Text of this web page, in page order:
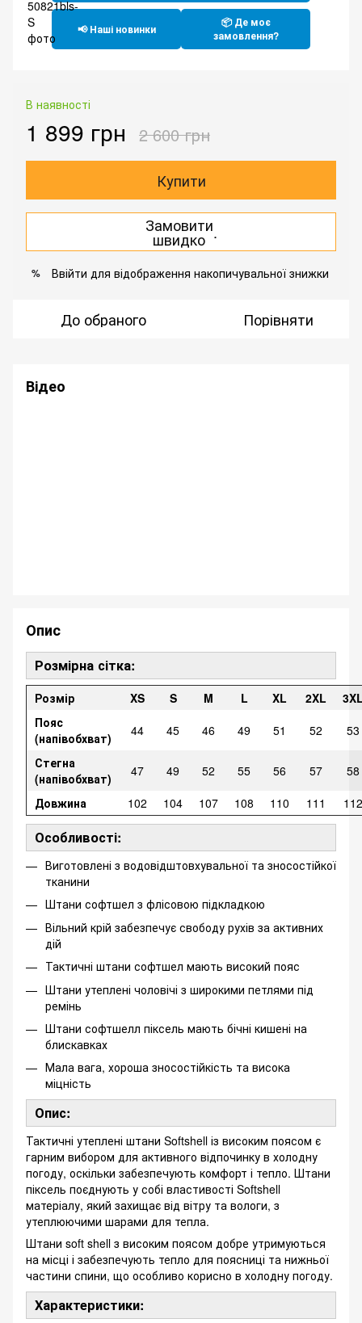
📢 Наші новинки
📦 Де моє
замовлення?
В наявності
1 899 грн 2 600 грн
Купити
Замовити
швидко .
% Ввійти для відображення накопичувальної знижки
До обраного Порівняти
Відео
Опис
Розмірна сітка:
Розмір XS S M L XL 2XL
Пояс
(напівобхват)
44 45 46 49 51 52
53
Стегна
(напівобхват)
47 49 52 55 56 57
58
Довжина
102 104 107 108 110 111 112
Особливості:
Виготовлені з водовідштовхувальної та зносостійкої
тканини
Штани софтшел з флісовою підкладкою
Вільний крій забезпечує свободу рухів за активних
дій
Тактичні штани софтшел мають високий пояс
Штани утеплені чоловічі з широкими петлями під
ремінь
Штани софтшелл піксель мають бічні кишені на
блискавках
Мала вага, хороша зносостійкість та висока
міцність
Опис:
Тактичні утеплені штани Softshell із високим поясом є
гарним вибором для активного відпочинку в холодну
погоду, оскільки забезпечують комфорт і тепло. Штани
піксель поєднують у собі властивості Softshell
матеріалу, який захищає від вітру та вологи, з
утеплюючими шарами для тепла.
Штани soft shell з високим поясом добре утримуються
на місці і забезпечують тепло для поясниці та нижньої
частини спини, що особливо корисно в холодну погоду.
Характеристики: